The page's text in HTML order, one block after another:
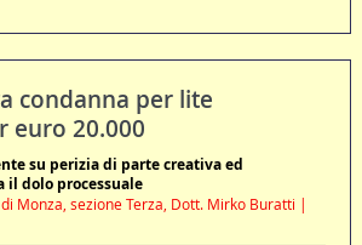
condanna per lite
euro 20.000
su perizia di parte creativa ed
il dolo processuale
Monza, sezione Terza, Dott. Mirko Buratti |